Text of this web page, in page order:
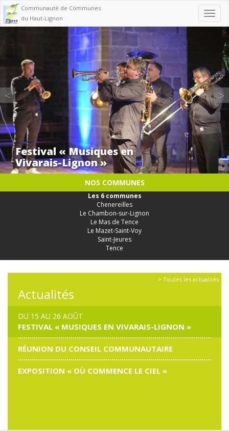
Communauté de Communes
du Haut-Lignon
Parcours photographique 2026
<Previous >
NOS COMMUNES
Les 6 communes
Chenereilles
Le Chambon-sur-Lignon
Le Mas de Tence
Le Mazet-Saint-Voy
Saint-Jeures
Tence
> Toutes les actualités
Actualités
DU 15 AU 26 AOÛT
FESTIVAL « MUSIQUES EN VIVARAIS-LIGNON »
RÉUNION DU CONSEIL COMMUNAUTAIRE
EXPOSITION « OÙ COMMENCE LE CIEL »